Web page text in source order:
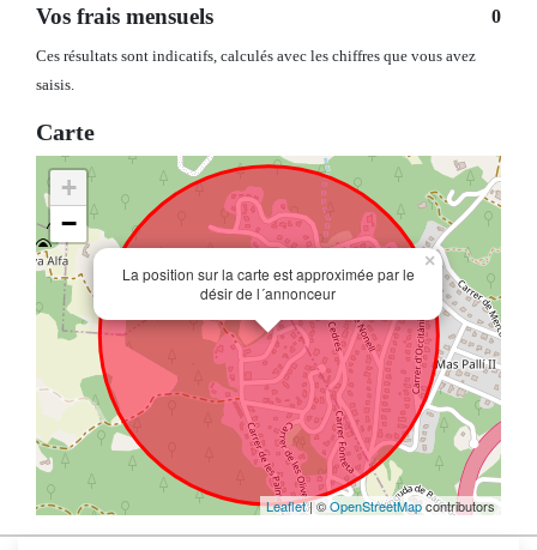
Vos frais mensuels 0
Ces résultats sont indicatifs, calculés avec les chiffres que vous avez
saisis.
Carte
La position sur la carte est approximée par le
désir de l´annonceur
×
+
−
Leaflet| ©OpenStreetMapcontributors